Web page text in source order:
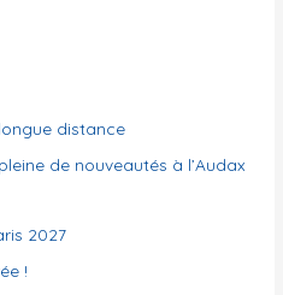
distance
de nouveautés à l’Audax
2027
!